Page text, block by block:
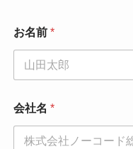
お名前 *
会社名 *